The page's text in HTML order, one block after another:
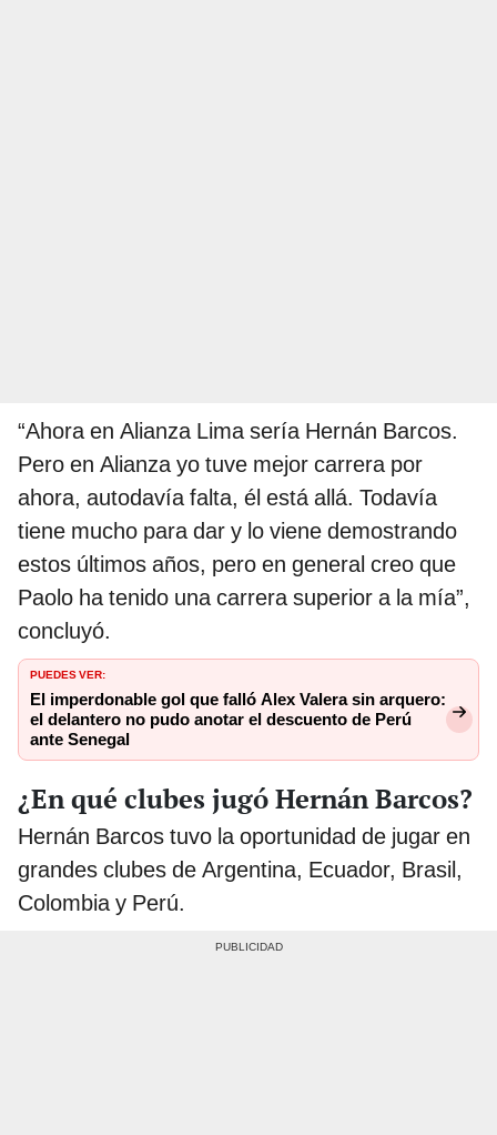
“Ahora en Alianza Lima sería Hernán Barcos.
Pero en Alianza yo tuve mejor carrera por
ahora, autodavía falta, él está allá. Todavía
tiene mucho para dar y lo viene demostrando
estos últimos años, pero en general creo que
Paolo ha tenido una carrera superior a la mía”,
concluyó.
PUEDES VER:
El imperdonable gol que falló Alex Valera sin arquero:
el delantero no pudo anotar el descuento de Perú
ante Senegal
¿En qué clubes jugó Hernán Barcos?
Hernán Barcos tuvo la oportunidad de jugar en
grandes clubes de Argentina, Ecuador, Brasil,
Colombia y Perú.